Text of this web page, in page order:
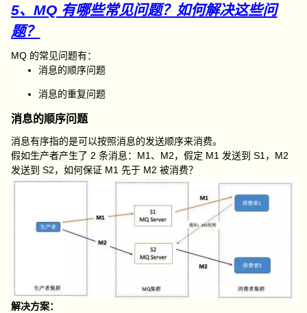
5、MQ 有哪些常见问题？如何解决这些问
题？
MQ 的常见问题有：
消息的顺序问题
消息的重复问题
消息的顺序问题
消息有序指的是可以按照消息的发送顺序来消费。
假如生产者产生了 2 条消息：M1、M2，假定 M1 发送到 S1，M2
发送到 S2，如何保证 M1 先于 M2 被消费？
解决方案：